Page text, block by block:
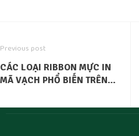
Previous post
CÁC LOẠI RIBBON MỰC IN
MÃ VẠCH PHỔ BIẾN TRÊN